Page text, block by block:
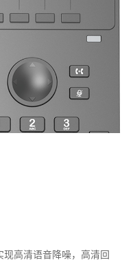
高清语音降噪，高清回